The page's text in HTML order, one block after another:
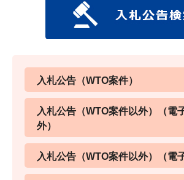
入札公告（WTO案件）
入札公告（WTO案件以外）（電
外）
入札公告（WTO案件以外）（電